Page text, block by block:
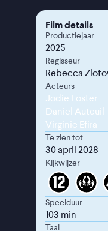
Film details
Productiejaar
2025
Regisseur
Rebecca
Acteurs
Jodie Foster
Daniel Auteuil
Virginie Efira
Te zien tot
30 april 2028
Kijkwijzer
Speelduur
103 min
Taal